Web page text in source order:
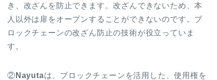
き、改ざんを防止できます。改ざんできないため、本
人以外は扉をオープンすることができないのです。ブ
ロックチェーンの改ざん防止の技術が役立っていま
す。
② Nayutaは、ブロックチェーンを活用した、使用権を